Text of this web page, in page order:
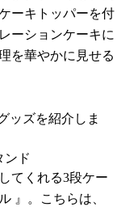
ーキトッパーを付
ーションケーキに
を華やかに見せる
ッズを紹介しま
ンド
てくれる3段ケー
』。こちらは、